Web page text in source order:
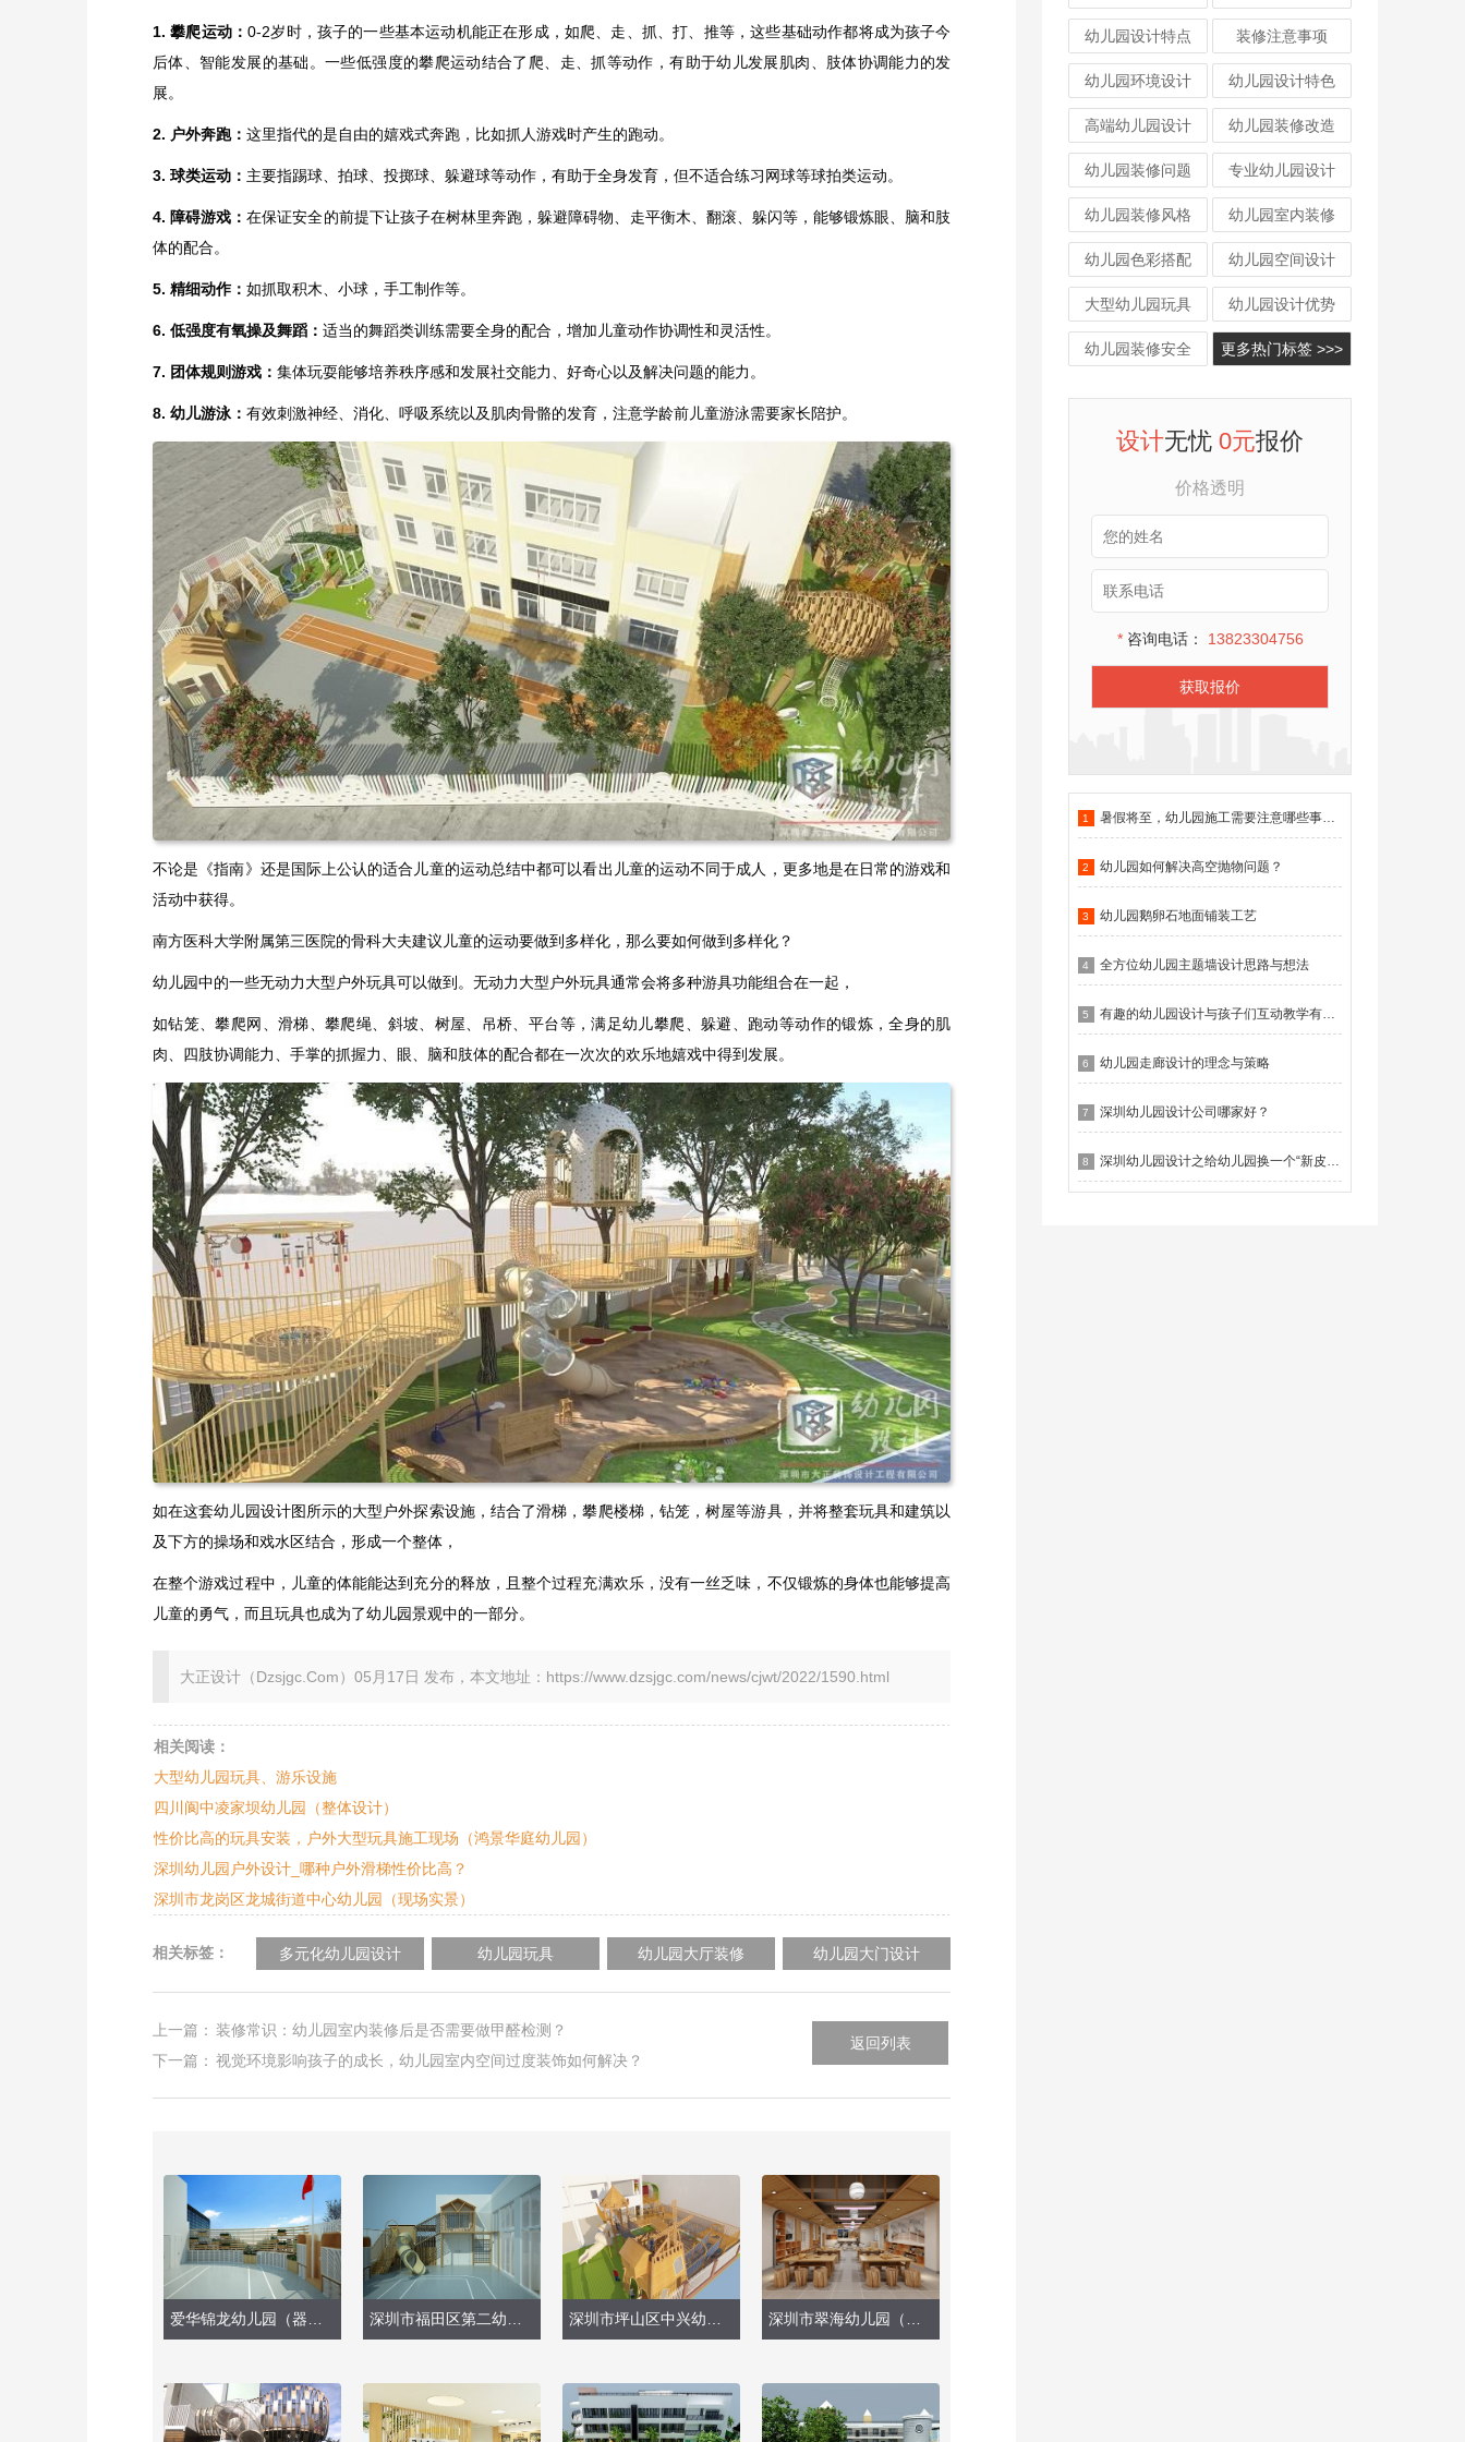
1. 攀爬运动：0-2岁时，孩子的一些基本运动机能正在形成，如爬、走、抓、打、推等，这些基础动作都将成为孩子今
后体、智能发展的基础。一些低强度的攀爬运动结合了爬、走、抓等动作，有助于幼儿发展肌肉、肢体协调能力的发
展。
2. 户外奔跑： 这里指代的是自由的嬉戏式奔跑，比如抓人游戏时产生的跑动。
3. 球类运动： 主要指踢球、拍球、投掷球、躲避球等动作，有助于全身发育，但不适合练习网球等球拍类运动。
4. 障碍游戏：在保证安全的前提下让孩子在树林里奔跑，躲避障碍物、走平衡木、翻滚、躲闪等，能够锻炼眼、脑和肢
体的配合。
5. 精细动作： 如抓取积木、小球，手工制作等。
6. 低强度有氧操及舞蹈： 适当的舞蹈类训练需要全身的配合，增加儿童动作协调性和灵活性。
7. 团体规则游戏： 集体玩耍能够培养秩序感和发展社交能力、好奇心以及解决问题的能力。
8. 幼儿游泳： 有效刺激神经、消化、呼吸系统以及肌肉骨骼的发育，注意学龄前儿童游泳需要家长陪护。
不论是《指南》还是国际上公认的适合儿童的运动总结中都可以看出儿童的运动不同于成人，更多地是在日常的游戏和
活动中获得。
南方医科大学附属第三医院的骨科大夫建议儿童的运动要做到多样化，那么要如何做到多样化？
幼儿园中的一些无动力大型户外玩具可以做到。无动力大型户外玩具通常会将多种游具功能组合在一起，
如钻笼、攀爬网、滑梯、攀爬绳、斜坡、树屋、吊桥、平台等，满足幼儿攀爬、躲避、跑动等动作的锻炼，全身的肌
肉、四肢协调能力、手掌的抓握力、眼、脑和肢体的配合都在一次次的欢乐地嬉戏中得到发展。
如在这套幼儿园设计图所示的大型户外探索设施，结合了滑梯，攀爬楼梯，钻笼，树屋等游具，并将整套玩具和建筑以
及下方的操场和戏水区结合，形成一个整体，
在整个游戏过程中，儿童的体能能达到充分的释放，且整个过程充满欢乐，没有一丝乏味，不仅锻炼的身体也能够提高
儿童的勇气，而且玩具也成为了幼儿园景观中的一部分。
大正设计（Dzsjgc.Com）05月17日 发布，本文地址：https://www.dzsjgc.com/news/cjwt/2022/1590.html
幼儿园设计特点 装修注意事项
幼儿园环境设计 幼儿园设计特色
高端幼儿园设计 幼儿园装修改造
幼儿园装修问题 专业幼儿园设计
幼儿园装修风格 幼儿园室内装修
幼儿园色彩搭配 幼儿园空间设计
大型幼儿园玩具 幼儿园设计优势
幼儿园装修安全 更多热门标签 >>>
设计无忧0元报价
价格透明
*咨询电话： 13823304756
获取报价
1 暑假将至，幼儿园施工需要注意哪些事项？
2 幼儿园如何解决高空抛物问题？
3 幼儿园鹅卵石地面铺装工艺
4 全方位幼儿园主题墙设计思路与想法
5 有趣的幼儿园设计与孩子们互动教学有什么作用？
6 幼儿园走廊设计的理念与策略
7 深圳幼儿园设计公司哪家好？
8 深圳幼儿园设计之给幼儿园换一个“新皮肤”
相关阅读：
大型幼儿园玩具、游乐设施
四川阆中凌家坝幼儿园（整体设计）
性价比高的玩具安装，户外大型玩具施工现场（鸿景华庭幼儿园）
深圳幼儿园户外设计_哪种户外滑梯性价比高？
深圳市龙岗区龙城街道中心幼儿园（现场实景）
相关标签： 多元化幼儿园设计 幼儿园玩具 幼儿园大厅装修 幼儿园大门设计
返回列表
上一篇： 装修常识：幼儿园室内装修后是否需要做甲醛检测？
下一篇： 视觉环境影响孩子的成长，幼儿园室内空间过度装饰如何解决？